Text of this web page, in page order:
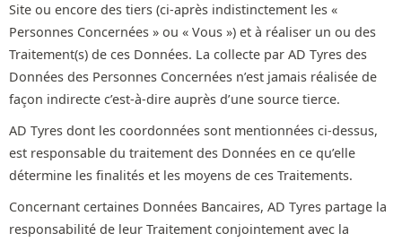
Site ou encore des tiers (ci-après indistinctement les «
Personnes Concernées » ou « Vous ») et à réaliser un ou des
Traitement(s) de ces Données. La collecte par AD Tyres des
Données des Personnes Concernées n’est jamais réalisée de
façon indirecte c’est-à-dire auprès d’une source tierce.
AD Tyres dont les coordonnées sont mentionnées ci-dessus,
est responsable du traitement des Données en ce qu’elle
détermine les finalités et les moyens de ces Traitements.
Concernant certaines Données Bancaires, AD Tyres partage la
responsabilité de leur Traitement conjointement avec la